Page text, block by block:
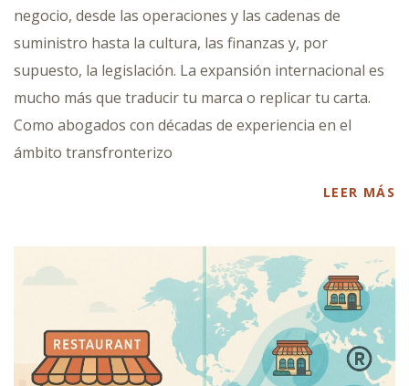
negocio, desde las operaciones y las cadenas de
suministro hasta la cultura, las finanzas y, por
supuesto, la legislación. La expansión internacional es
mucho más que traducir tu marca o replicar tu carta.
Como abogados con décadas de experiencia en el
ámbito transfronterizo
LEER MÁS